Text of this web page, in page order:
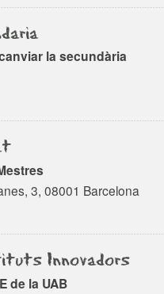
la secundària
3, 08001 Barcelona
Innovadors
de la UAB